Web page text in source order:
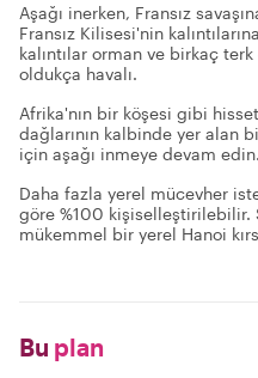
Aşağı inerken, Fransız
Fransız Kilisesi'nin
kalıntılar orman ve birkaç
oldukça havalı.
Afrika'nın bir köşesi gibi
dağlarının kalbinde yer alan
için aşağı inmeye devam edin.
Daha fazla yerel mücevher
göre %100
mükemmel bir yerel Hanoi
Bu plan